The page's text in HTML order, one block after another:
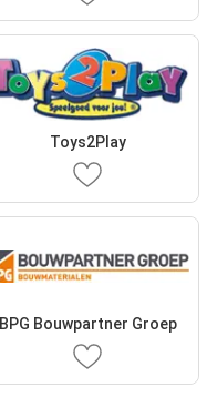
Toys2Play
BPG Bouwpartner Groep